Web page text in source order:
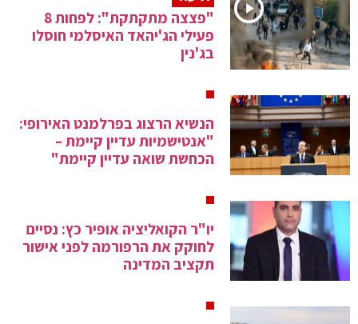
"פצצה מתקתקת": לפחות 8
פעילי הג'יהאד האיסלמי חוסלו
בג'נין
הנשיא הרצוג בפרלמנט האירופי:
"אנטישמיות עדיין קיימת –
הכחשת שואה עדיין קיימת"
יו"ר הקואליציה אופיר כץ: נסיים
לחוקק את הרפורמה לפני אישור
תקציב המדינה